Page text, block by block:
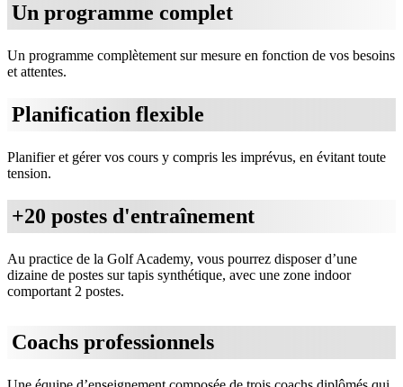
Un programme complet
Un programme complètement sur mesure en fonction de vos besoins
et attentes.
Planification flexible
Planifier et gérer vos cours y compris les imprévus, en évitant toute
tension.
+20 postes d'entraînement
Au practice de la Golf Academy, vous pourrez disposer d’une
dizaine de postes sur tapis synthétique, avec une zone indoor
comportant 2 postes.
Coachs professionnels